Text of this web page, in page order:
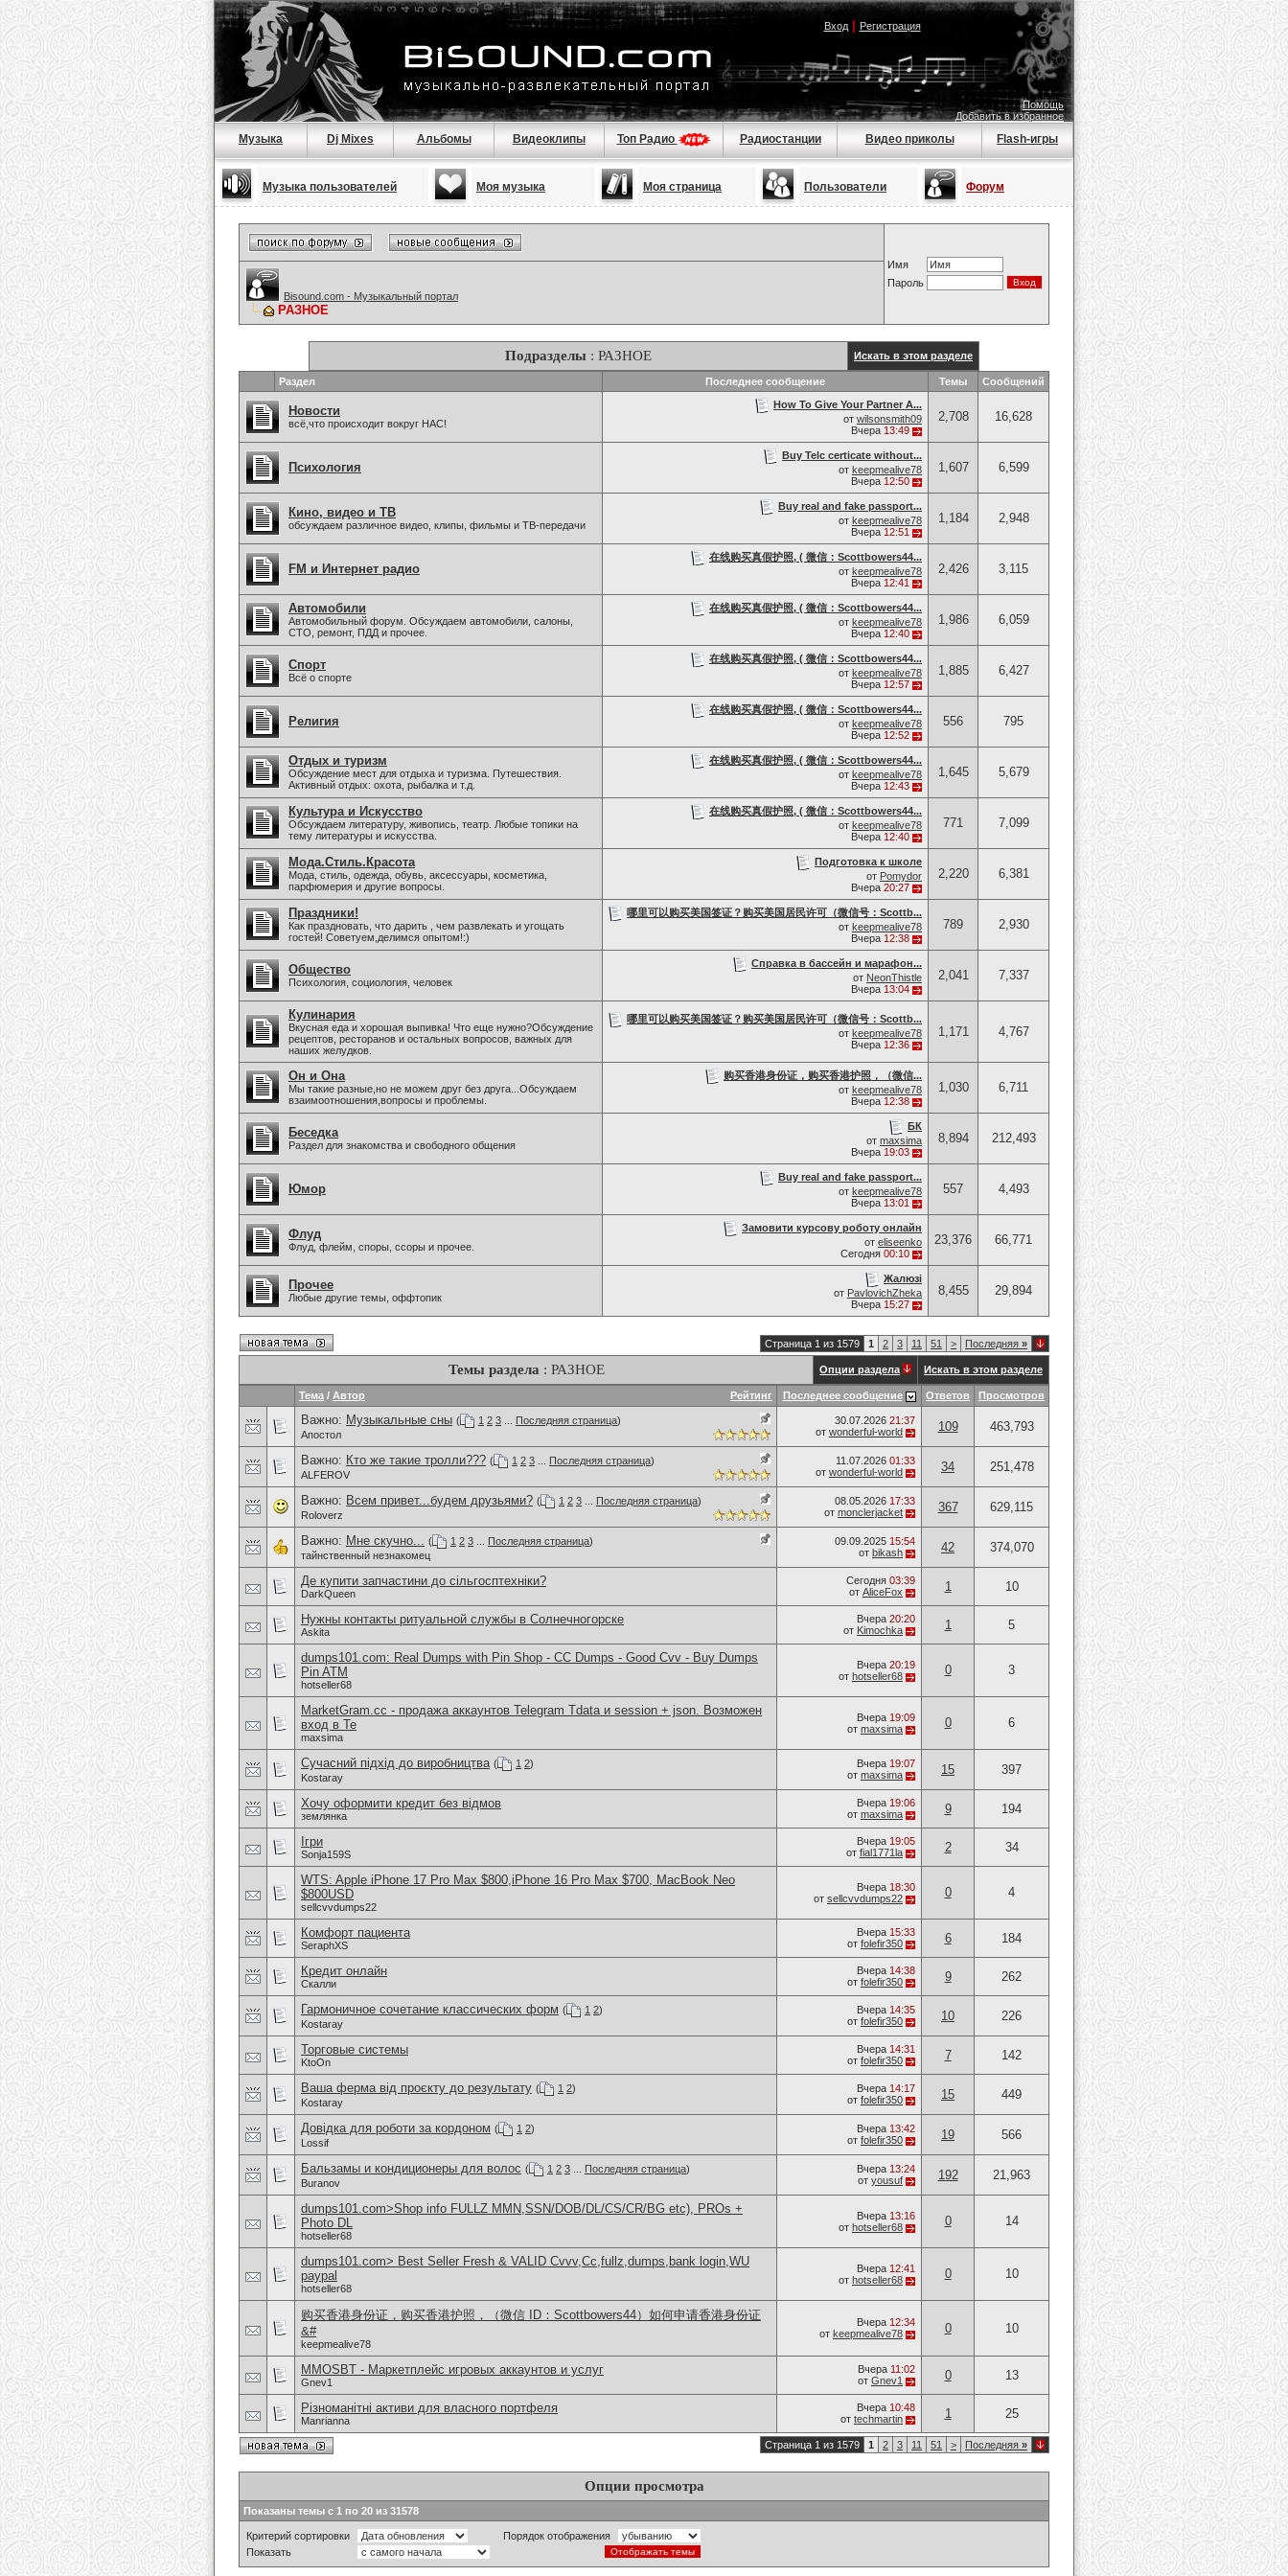
Вход| Регистрация
Помощь
Добавить в избранное
Музыка Dj Mixes Альбомы Видеоклипы Топ Радио Радиостанции Видео приколы Flash-игры
Музыка пользователей Моя музыка Моя страница Пользователи Форум
Имя
Пароль
Bisound.com - Музыкальный портал
РАЗНОЕ
Подразделы : РАЗНОЕ Искать в этом разделе
Раздел Последнее сообщение Темы Сообщений
Новости
всё,что происходит вокруг НАС!
How To Give Your Partner A...
от wilsonsmith09
Вчера 13:49
2,708 16,628
Психология
Buy Telc certicate without...
от keepmealive78
Вчера 12:50
1,607 6,599
Кино, видео и ТВ
обсуждаем различное видео, клипы, фильмы и ТВ-передачи
Buy real and fake passport...
от keepmealive78
Вчера 12:51
1,184 2,948
FM и Интернет радио
在线购买真假护照, ( 微信：Scottbowers44...
от keepmealive78
Вчера 12:41
2,426 3,115
Автомобили
Автомобильный форум. Обсуждаем автомобили, салоны,
СТО, ремонт, ПДД и прочее.
在线购买真假护照, ( 微信：Scottbowers44...
от keepmealive78
Вчера 12:40
1,986 6,059
Спорт
Всё о спорте
在线购买真假护照, ( 微信：Scottbowers44...
от keepmealive78
Вчера 12:57
1,885 6,427
Религия
在线购买真假护照, ( 微信：Scottbowers44...
от keepmealive78
Вчера 12:52
556 795
Отдых и туризм
Обсуждение мест для отдыха и туризма. Путешествия.
Активный отдых: охота, рыбалка и т.д.
在线购买真假护照, ( 微信：Scottbowers44...
от keepmealive78
Вчера 12:43
1,645 5,679
Культура и Искусство
Обсуждаем литературу, живопись, театр. Любые топики на
тему литературы и искусства.
在线购买真假护照, ( 微信：Scottbowers44...
от keepmealive78
Вчера 12:40
771 7,099
Мода.Стиль.Красота
Мода, стиль, одежда, обувь, аксессуары, косметика,
парфюмерия и другие вопросы.
Подготовка к школе
от Pomydor
Вчера 20:27
2,220 6,381
Праздники!
Как праздновать, что дарить , чем развлекать и угощать
гостей! Советуем,делимся опытом!:)
哪里可以购买美国签证？购买美国居民许可（微信号：Scottb...
от keepmealive78
Вчера 12:38
789 2,930
Общество
Психология, социология, человек
Справка в бассейн и марафон...
от NeonThistle
Вчера 13:04
2,041 7,337
Кулинария
Вкусная еда и хорошая выпивка! Что еще нужно?Обсуждение
рецептов, ресторанов и остальных вопросов, важных для
наших желудков.
哪里可以购买美国签证？购买美国居民许可（微信号：Scottb...
от keepmealive78
Вчера 12:36
1,171 4,767
Он и Она
Мы такие разные,но не можем друг без друга...Обсуждаем
взаимоотношения,вопросы и проблемы.
购买香港身份证，购买香港护照，（微信...
от keepmealive78
Вчера 12:38
1,030 6,711
Беседка
Раздел для знакомства и свободного общения
БК
от maxsima
Вчера 19:03
8,894 212,493
Юмор
Buy real and fake passport...
от keepmealive78
Вчера 13:01
557 4,493
Флуд
Флуд, флейм, споры, ссоры и прочее.
Замовити курсову роботу онлайн
от eliseenko
Сегодня 00:10
23,376 66,771
Прочее
Любые другие темы, оффтопик
Жалюзі
от PavlovichZheka
Вчера 15:27
8,455 29,894
Страница 1 из 1579 1 2 3 11 51 > Последняя »
Темы раздела : РАЗНОЕ Опции раздела Искать в этом разделе
Рейтинг
Тема / Автор Последнее сообщение Ответов Просмотров
Важно: Музыкальные сны ( 1 2 3 Последняя страница)
Апостол
30.07.2026 21:37
от wonderful-world 109 463,793
Важно: Кто же такие тролли??? ( 1 2 3 Последняя страница)
ALFEROV
11.07.2026 01:33
от wonderful-world 34 251,478
Важно: Всем привет...будем друзьями? ( 1 2 3 Последняя страница)
Roloverz
08.05.2026 17:33
от monclerjacket 367 629,115
Важно: Мне скучно... ( 1 2 3 Последняя страница)
тайнственный незнакомец
09.09.2025 15:54
от bikash 42 374,070
Де купити запчастини до сільгосптехніки?
DarkQueen
Сегодня 03:39
от AliceFox 1 10
Нужны контакты ритуальной службы в Солнечногорске
Askita
Вчера 20:20
от Kimochka 1 5
dumps101.com: Real Dumps with Pin Shop - CC Dumps - Good Cvv - Buy Dumps
Pin ATM
hotseller68
Вчера 20:19
от hotseller68 0 3
MarketGram.cc - продажа аккаунтов Telegram Tdata и session + json. Возможен
вход в Te
maxsima
Вчера 19:09
от maxsima 0 6
Сучасний підхід до виробництва ( 1 2)
Kostaray
Вчера 19:07
от maxsima 15 397
Хочу оформити кредит без відмов
землянка
Вчера 19:06
от maxsima 9 194
Ігри
Sonja159S
Вчера 19:05
от fial1771la 2 34
WTS: Apple iPhone 17 Pro Max $800,iPhone 16 Pro Max $700, MacBook Neo
$800USD
sellcvvdumps22
Вчера 18:30
от sellcvvdumps22 0 4
Комфорт пациента
SeraphXS
Вчера 15:33
от folefir350 6 184
Кредит онлайн
Скалли
Вчера 14:38
от folefir350 9 262
Гармоничное сочетание классических форм ( 1 2)
Kostaray
Вчера 14:35
от folefir350 10 226
Торговые системы
KtoOn
Вчера 14:31
от folefir350 7 142
Ваша ферма від проєкту до результату ( 1 2)
Kostaray
Вчера 14:17
от folefir350 15 449
Довідка для роботи за кордоном ( 1 2)
Lossif
Вчера 13:42
от folefir350 19 566
Бальзамы и кондиционеры для волос ( 1 2 3 Последняя страница)
Buranov
Вчера 13:24
от yousuf 192 21,963
dumps101.com>Shop info FULLZ MMN,SSN/DOB/DL/CS/CR/BG etc), PROs +
Photo DL
hotseller68
Вчера 13:16
от hotseller68 0 14
dumps101.com> Best Seller Fresh & VALID Cvvv,Cc,fullz,dumps,bank login,WU
paypal
hotseller68
Вчера 12:41
от hotseller68 0 10
购买香港身份证，购买香港护照，（微信 ID：Scottbowers44）如何申请香港身份证
&#
keepmealive78
Вчера 12:34
от keepmealive78 0 10
MMOSBT - Маркетплейс игровых аккаунтов и услуг
Gnev1
Вчера 11:02
от Gnev1 0 13
Різноманітні активи для власного портфеля
Manrianna
Вчера 10:48
от techmartin 1 25
Страница 1 из 1579 1 2 3 11 51 > Последняя »
Опции просмотра
Показаны темы с 1 по 20 из 31578
Критерий сортировки
Порядок отображения
Показать